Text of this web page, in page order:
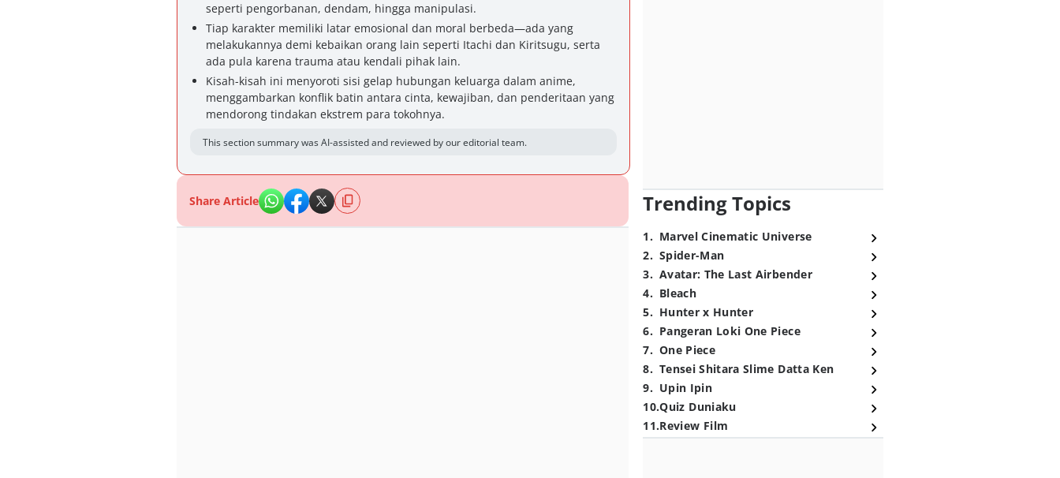
seperti pengorbanan, dendam, hingga manipulasi.
Tiap karakter memiliki latar emosional dan moral berbeda—ada yang
melakukannya demi kebaikan orang lain seperti Itachi dan Kiritsugu, serta
ada pula karena trauma atau kendali pihak lain.
Kisah-kisah ini menyoroti sisi gelap hubungan keluarga dalam anime,
menggambarkan konflik batin antara cinta, kewajiban, dan penderitaan yang
mendorong tindakan ekstrem para tokohnya.
This section summary was AI-assisted and reviewed by our editorial team.
Share Article Trending Topics
1. Marvel Cinematic Universe
2. Spider-Man
3. Avatar: The Last Airbender
4. Bleach
5. Hunter x Hunter
6. Pangeran Loki One Piece
7. One Piece
8. Tensei Shitara Slime Datta Ken
9. Upin Ipin
10.Quiz Duniaku
11.Review Film